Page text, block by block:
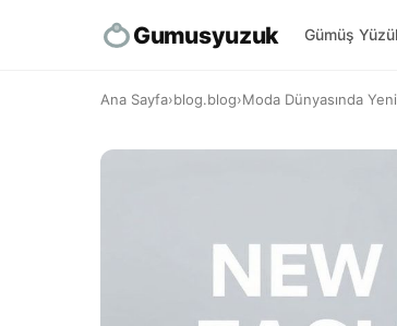
Gumusyuzuk Gümüş
Ana Sayfa›blog.blog›Moda Dünyasında